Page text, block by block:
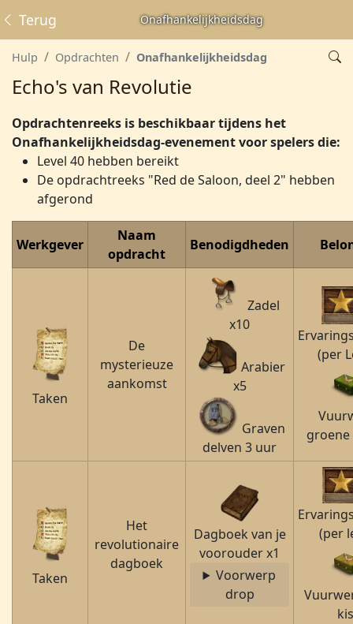
Onafhankelijkheidsdag
Terug
Hulp Opdrachten Onafhankelijkheidsdag
Echo's van Revolutie
Opdrachtenreeks is beschikbaar tijdens het
Onafhankelijkheidsdag-evenement voor spelers die:
Level 40 hebben bereikt
De opdrachtreeks "Red de Saloon, deel 2" hebben
afgerond
Werkgever
Naam
opdracht
Benodigdheden
Taken
De
mysterieuze
aankomst
Zadel
x10
Arabier
x5
Graven
delven 3 uur
(per
Taken
Het
revolutionaire
dagboek
Dagboek van je
voorouder x1
Voorwerp
drop
(per